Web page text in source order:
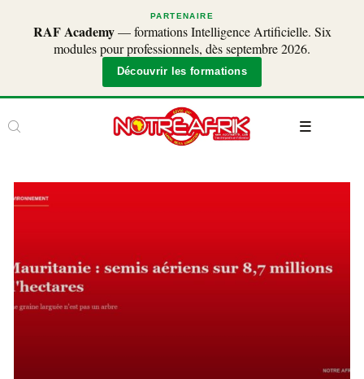
PARTENAIRE
RAF Academy— formations Intelligence Artificielle. Six
modules pour professionnels, dès septembre 2026.
Découvrir les formations